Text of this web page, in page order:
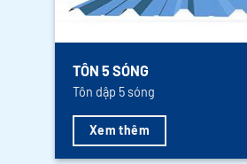
TÔN 5 SÓNG
Tôn dập 5 sóng
Xem thêm